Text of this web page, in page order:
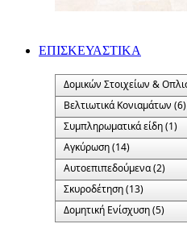
ΕΠΙΣΚΕΥΑΣΤΙΚΑ
Δομικών Στοιχείων &
Βελτιωτικά Κονιαμάτων (6)
Συμπληρωματικά είδη (1)
Αγκύρωση (14)
Αυτοεπιπεδούμενα (2)
Σκυροδέτηση (13)
Δομητική Ενίσχυση (5)